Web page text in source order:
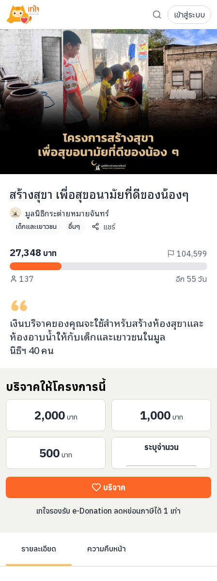
รู้จักเทใจ
โครงการ
เพจระดมทุน
เกี่ยวกับเรา
ความเคลื่อนไหว
ผู้บริจาค
การลดหย่อนภาษี
แฟนคลับศิลปิน
เจ้าของโครงการ
ส่งโครงการ
FAQ เจ้าของโครงการ
098-615-5885
info@taejai.com
นโยบายความเป็นส่วนตัว
นโยบายการใช้งานคุกกี้
ภาษา
ไทย
เข้าสู่ระบบ
สร้างสุขา เพื่อสุขอนามัยที่ดีของน้องๆ
มูลนิธิกระต่ายหมายจันทร์
เด็กและเยาวชน อื่นๆ แชร์
27,348 บาท 104,599
137 อีก 55 วัน
เงินบริจาคของคุณจะใช้สำหรับสร้างห้องสุขาและ
ห้องอาบน้ำให้กับเด็กและเยาวชนในมูล
นิธิฯ 40คน
บริจาคให้โครงการนี้
2,000 บาท 1,000 บาท
500 บาท
ระบุจำนวน
บริจาค
เทใจรองรับ e-Donation ลดหย่อนภาษีได้ 1 เท่า
รายละเอียด ความคืบหน้า